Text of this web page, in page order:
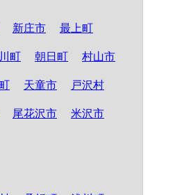
新庄市 最上町
町 朝日町 村山市
天童市 戸沢村
尾花沢市 米沢市